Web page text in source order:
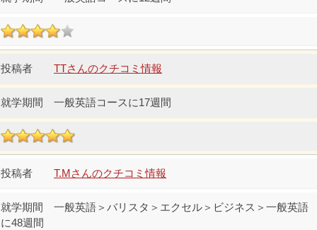
TTさんのクチコミ情報
一般英語コースに17週間
T.Mさんのクチコミ情報
一般英語＞バリスタ＞エクセル＞ビジネス＞一般英語
に48週間